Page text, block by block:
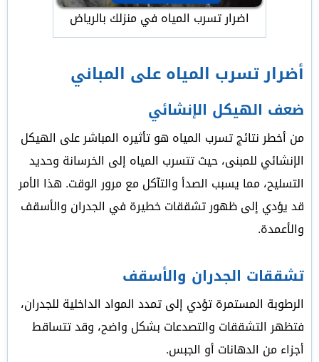
اضرار تسرب المياه في منزلك بالرياض
أضرار تسرب المياه على المباني
ضعف الهيكل الإنشائي
من أخطر نتائج تسرب المياه هو تأثيره المباشر على الهيكل
الإنشائي للمبنى، حيث تتسرب المياه إلى الخرسانة وحديد
التسليح، مما يسبب الصدأ والتآكل مع مرور الوقت. هذا الأمر
قد يؤدي إلى ظهور تشققات خطيرة في الجدران والأسقف
والأعمدة.
تشققات الجدران والأسقف
الرطوبة المستمرة تؤدي إلى تمدد المواد الداخلية للجدران،
فتظهر التشققات والتصدعات بشكل واضح، وقد تتساقط
أجزاء من الدهانات أو الجبس.